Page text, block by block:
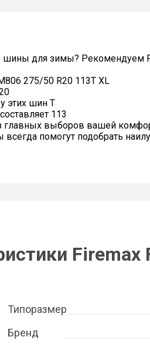
для зимы? Рекомендуем
275/50 R20 113T XL
этих шин T
113
главных выборов вашей
помогут подобрать
Firemax
Типоразмер
Бренд